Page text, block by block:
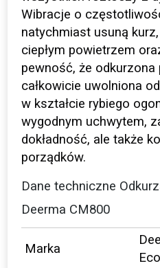
Wibracje o
natychmiast usuną
ciepłym powietrzem
pewność, że odkurzona
całkowicie uwolniona
w kształcie rybiego
wygodnym uchwytem,
dokładność, ale także
porządków.
Dane techniczne
Deerma CM800
Marka